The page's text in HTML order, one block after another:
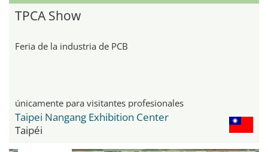
TPCA Show
Feria de la industria de PCB
únicamente para visitantes profesionales
Taipei Nangang Exhibition Center
Taipéi